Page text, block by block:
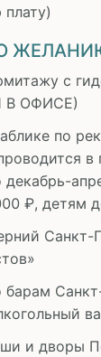
с
В ОФИСЕ)
по
декабрь-
₽, детям
Санкт-
барам
и дворы